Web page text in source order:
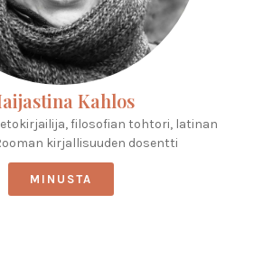
Kahlos
filosofian tohtori, latinan
kirjallisuuden dosentti
MINUSTA